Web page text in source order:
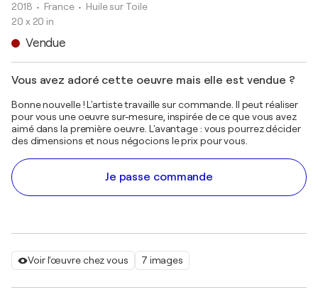
Voir l'œuvre chez vous 7 images
2018 • France • Huile sur Toile
20 x 20 in
Vendue
Vous avez adoré cette oeuvre mais elle est vendue ?
Bonne nouvelle ! L'artiste travaille sur commande. Il peut réaliser
pour vous une oeuvre sur-mesure, inspirée de ce que vous avez
aimé dans la première oeuvre. L'avantage : vous pourrez décider
des dimensions et nous négocions le prix pour vous.
Je passe commande